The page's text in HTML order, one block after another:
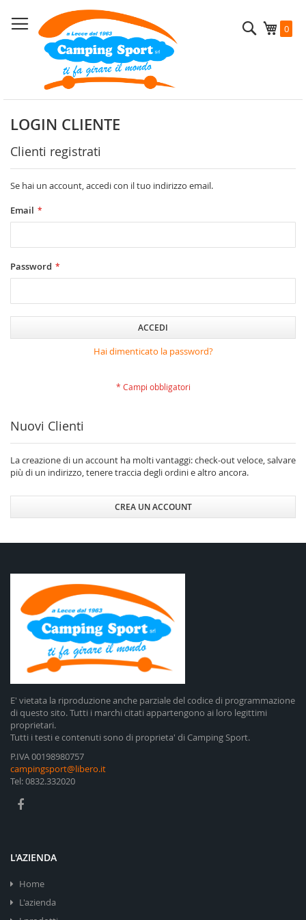
al
contenuto
0
Cerca
LOGIN CLIENTE
Clienti registrati
Se hai un account, accedi con il tuo indirizzo email.
Email
Password
ACCEDI
Hai dimenticato la password?
Nuovi Clienti
La creazione di un account ha molti vantaggi: check-out veloce, salvare
più di un indirizzo, tenere traccia degli ordini e altro ancora.
CREA UN ACCOUNT
E' vietata la riproduzione anche parziale del codice di programmazione
di questo sito. Tutti i marchi citati appartengono ai loro legittimi
proprietari.
Tutti i testi e contenuti sono di proprieta' di Camping Sport.
P.IVA 00198980757
campingsport@libero.it
Tel: 0832.332020
L'AZIENDA
Home
L'azienda